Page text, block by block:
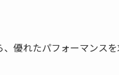
優れたパフォーマンス